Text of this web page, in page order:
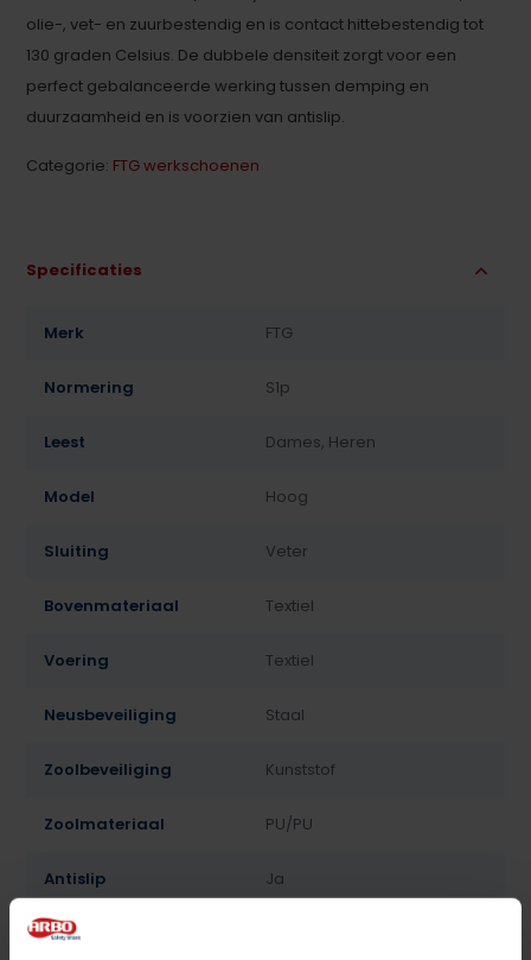
olie-, vet- en zuurbestendig en is contact hittebestendig tot
130 graden Celsius. De dubbele densiteit zorgt voor een
perfect gebalanceerde werking tussen demping en
duurzaamheid en is voorzien van antislip.
Categorie: FTG werkschoenen
Specificaties
Merk FTG
Normering S1p
Leest Dames, Heren
Model Hoog
Sluiting Veter
Bovenmateriaal Textiel
Voering Textiel
Neusbeveiliging Staal
Zoolbeveiliging Kunststof
Zoolmateriaal PU/PU
Antislip Ja
Overige specificaties